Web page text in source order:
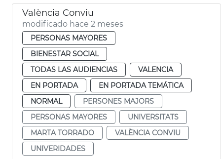
València Conviu
modificado hace 2 meses
PERSONAS MAYORES
BIENESTAR SOCIAL
TODAS LAS AUDIENCIAS
VALENCIA
EN PORTADA
EN PORTADA TEMÁTICA
NORMAL
PERSONES MAJORS
PERSONAS MAYORES
UNIVERSITATS
MARTA TORRADO
VALÈNCIA CONVIU
UNIVERIDADES